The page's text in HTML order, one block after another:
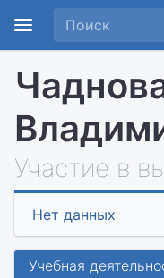
Участие в
Нет данных
Учебная